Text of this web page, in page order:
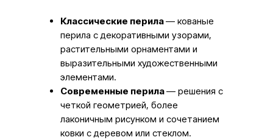
Классические перила— кованые
перила с декоративными узорами,
растительными орнаментами и
выразительными художественными
элементами.
Современные перила— решения с
четкой геометрией, более
лаконичным рисунком и сочетанием
ковки с деревом или стеклом.